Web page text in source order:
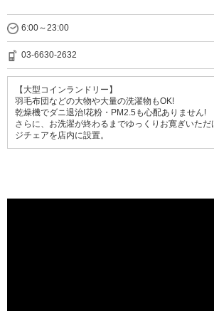
6:00～23:00
03-6630-2632
【大型コインランドリー】
羽毛布団などの大物や大量の洗濯物もOK!
乾燥機でダニ退治!花粉・PM2.5も心配ありません!
さらに、お洗濯が終わるまでゆっくりお寛ぎいた
ジチェアを店内に設置。